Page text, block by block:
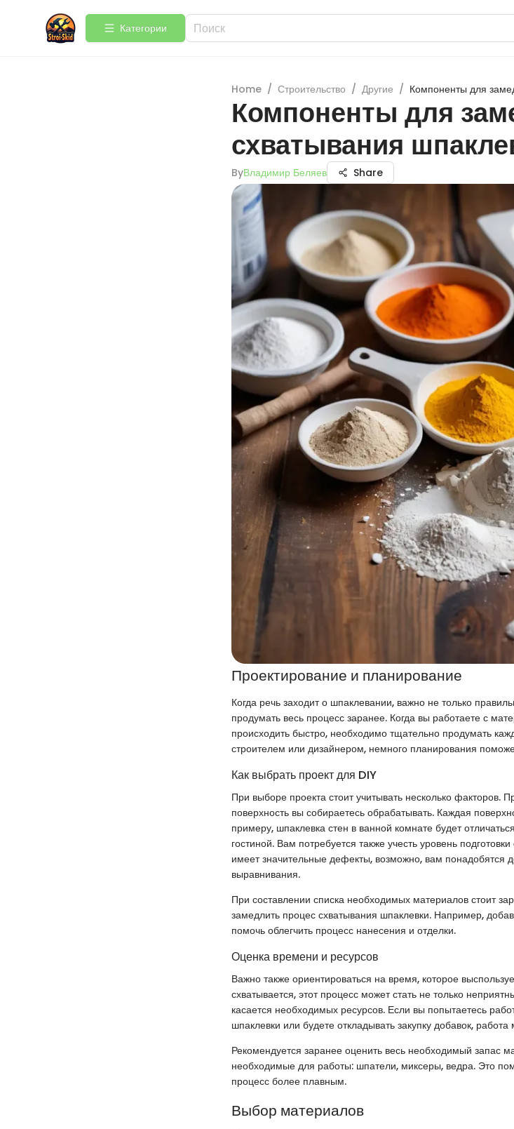
Категории
Home / Строительство / Другие / Компоненты для
Компоненты для
схватывания
ByВладимир Беляев Share
Проектирование и планирование
Когда речь заходит о шпаклевании, важно не только
продумать весь процесс заранее. Когда вы работаете с
происходить быстро, необходимо тщательно продумать
строителем или дизайнером, немного планирования
Как выбрать проект для DIY
При выборе проекта стоит учитывать несколько факторов.
поверхность вы собираетесь обрабатывать. Каждая
примеру, шпаклевка стен в ванной комнате будет
гостиной. Вам потребуется также учесть уровень
имеет значительные дефекты, возможно, вам понадобятся
выравнивания.
При составлении списка необходимых материалов стоит
замедлить процес схватывания шпаклевки. Например,
помочь облегчить процесс нанесения и отделки.
Оценка времени и ресурсов
Важно также ориентироваться на время, которое
схватывается, этот процесс может стать не только
касается необходимых ресурсов. Если вы попытаетесь
шпаклевки или будете откладывать закупку добавок, работа
Рекомендуется заранее оценить весь необходимый запас
необходимые для работы: шпатели, миксеры, ведра. Это
процесс более плавным.
Выбор материалов